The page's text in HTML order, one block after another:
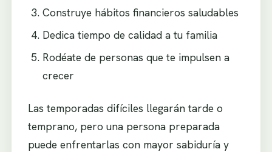
Construye hábitos financieros saludables
Dedica tiempo de calidad a tu familia
Rodéate de personas que te impulsen a
crecer
Las temporadas difíciles llegarán tarde o
temprano, pero una persona preparada
puede enfrentarlas con mayor sabiduría y